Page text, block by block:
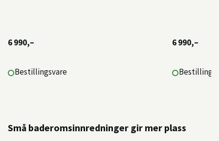
6 990,–
Bestillingsvare
6 990,–
Små baderomsinnredninger gir mer plass